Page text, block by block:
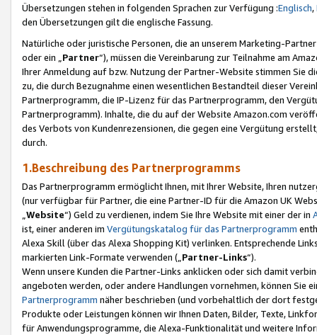
Übersetzungen stehen in folgenden Sprachen zur Verfügung :Englisch,
den Übersetzungen gilt die englische Fassung.
Natürliche oder juristische Personen, die an unserem Marketing-
oder ein „Partner“), müssen die Vereinbarung zur Teilnahme am
Ihrer Anmeldung auf bzw. Nutzung der Partner-Website stimmen Sie
zu, die durch Bezugnahme einen wesentlichen Bestandteil dieser
Partnerprogramm, die IP-Lizenz für das Partnerprogramm, den
Partnerprogramm). Inhalte, die du auf der Website Amazon.com
des Verbots von Kundenrezensionen, die gegen eine Vergütung
durch.
1.Beschreibung des Partnerprogramms
Das Partnerprogramm ermöglicht Ihnen, mit Ihrer Website, Ihren
(nur verfügbar für Partner, die eine Partner-ID für die Amazon UK
Website“) Geld zu verdienen, indem Sie Ihre Website mit einer der in
ist, einer anderen im Vergütungskatalog für das Partnerprogramm
Alexa Skill (über das Alexa Shopping Kit) verlinken. Entsprechende
markierten Link-Formate verwenden („ Partner-Links“).
Wenn unsere Kunden die Partner-Links anklicken oder sich damit
angeboten werden, oder andere Handlungen vornehmen, können Sie
Partnerprogramm näher beschrieben (und vorbehaltlich der dort
Produkte oder Leistungen können wir Ihnen Daten, Bilder, Texte,
für Anwendungsprogramme, die Alexa-Funktionalität und weitere